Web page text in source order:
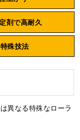
剤で高耐久
特殊技法
異なる特殊なローラ